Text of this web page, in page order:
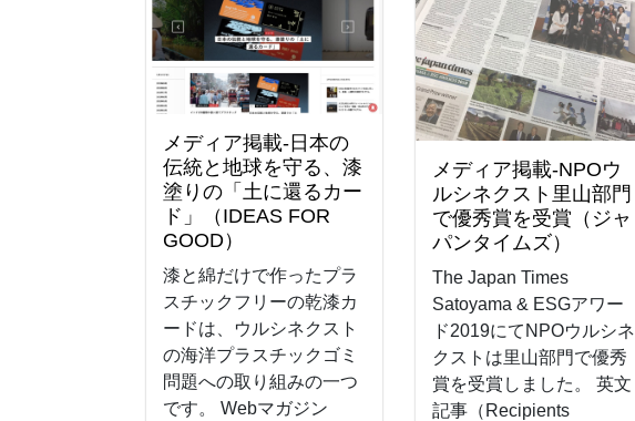
メディア掲載-日本の
伝統と地球を守る、漆
塗りの「土に還るカー
ド」（IDEAS FOR
GOOD）
漆と綿だけで作ったプラ
スチックフリーの乾漆カ
ードは、ウルシネクスト
の海洋プラスチックゴミ
問題への取り組みの一つ
です。 Webマガジン
メディア掲載-NPOウ
ルシネクスト里山部門
で優秀賞を受賞（ジャ
パンタイムズ）
The Japan Times
Satoyama & ESGアワー
ド2019にてNPOウルシネ
クストは里山部門で優秀
賞を受賞しました。 英文
記事（Recipients